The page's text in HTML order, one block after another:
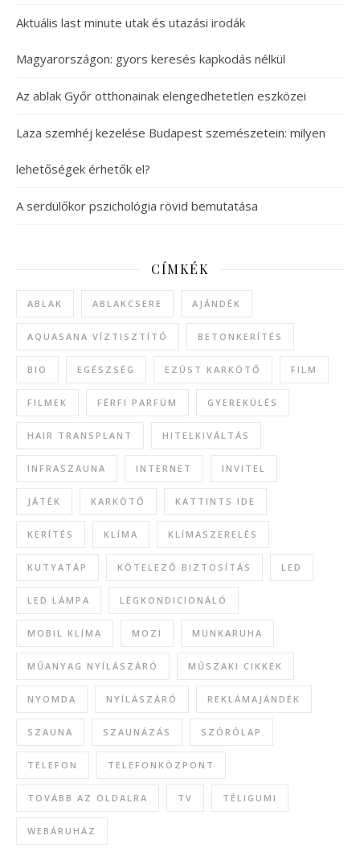
Aktuális last minute utak és utazási irodák
Magyarországon: gyors keresés kapkodás nélkül
Az ablak Győr otthonainak elengedhetetlen eszközei
Laza szemhéj kezelése Budapest szemészetein: milyen
lehetőségek érhetők el?
A serdülőkor pszichológia rövid bemutatása
CÍMKÉK
ABLAK ABLAKCSERE AJÁNDÉK
AQUASANA VÍZTISZTÍTÓ BETONKERÍTÉS
BIO EGÉSZSÉG EZÜST KARKÖTŐ FILM
FILMEK FÉRFI PARFÜM GYEREKÜLÉS
HAIR TRANSPLANT HITELKIVÁLTÁS
INFRASZAUNA INTERNET INVITEL
JÁTÉK KARKÖTŐ KATTINTS IDE
KERÍTÉS KLÍMA KLÍMASZERELÉS
KUTYATÁP KÖTELEZŐ BIZTOSÍTÁS LED
LED LÁMPA LÉGKONDICIONÁLÓ
MOBIL KLÍMA MOZI MUNKARUHA
MŰANYAG NYÍLÁSZÁRÓ MŰSZAKI CIKKEK
NYOMDA NYÍLÁSZÁRÓ REKLÁMAJÁNDÉK
SZAUNA SZAUNÁZÁS SZÓRÓLAP
TELEFON TELEFONKÖZPONT
TOVÁBB AZ OLDALRA TV TÉLIGUMI
WEBÁRUHÁZ